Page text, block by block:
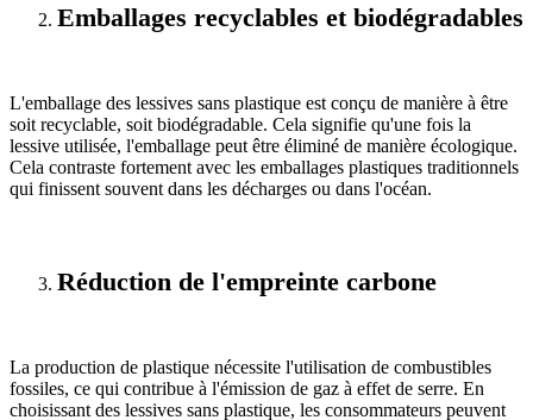
Emballages recyclables et biodégradables
L'emballage des lessives sans plastique est conçu de manière à être
soit recyclable, soit biodégradable. Cela signifie qu'une fois la
lessive utilisée, l'emballage peut être éliminé de manière écologique.
Cela contraste fortement avec les emballages plastiques traditionnels
qui finissent souvent dans les décharges ou dans l'océan.
Réduction de l'empreinte carbone
La production de plastique nécessite l'utilisation de combustibles
fossiles, ce qui contribue à l'émission de gaz à effet de serre. En
choisissant des lessives sans plastique, les consommateurs peuvent